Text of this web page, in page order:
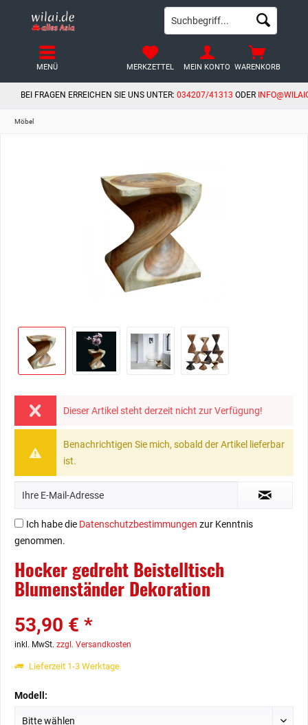
BEI FRAGEN ERREICHEN SIE UNS UNTER: 034207/41313 ODER
WARENKORB
MERKZETTEL MEIN KONTO
MENÜ
Möbel
Dieser Artikel steht derzeit nicht zur Verfügung!
Benachrichtigen Sie mich, sobald der Artikel lieferbar
ist.
Ich habe die Datenschutzbestimmungen zur Kenntnis
genommen.
Hocker gedreht Beistelltisch
Blumenständer Dekoration
53,90 € *
inkl. MwSt. zzgl. Versandkosten
Lieferzeit 1-3 Werktage
Modell: